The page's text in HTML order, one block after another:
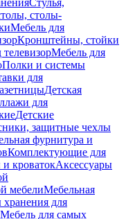
Стулья,
столы-
Мебель для
Кронштейны, стойки
Мебель для
Полки и системы
для
Детская
для
Детские
защитные чехлы
фурнитура и
Комплектующие для
кроватокАксессуары
мебелиМебельная
для
Мебель для самых